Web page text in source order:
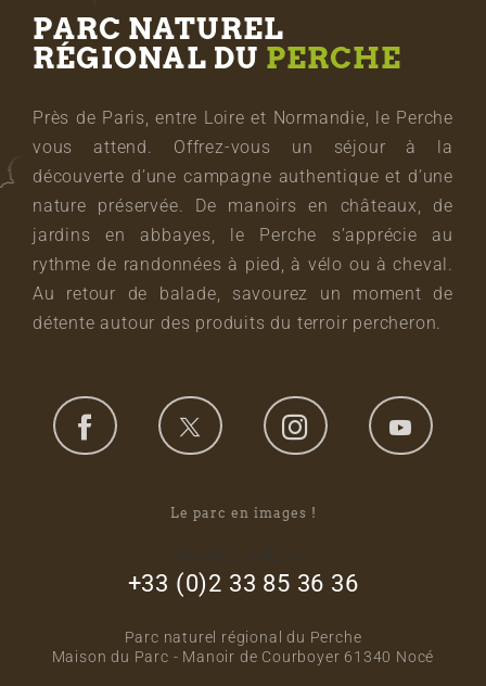
PARC NATUREL
RÉGIONAL DU PERCHE
Près de Paris, entre Loire et Normandie, le Perche
vous attend. Offrez-vous un séjour à la
découverte d’une campagne authentique et d’une
nature préservée. De manoirs en châteaux, de
jardins en abbayes, le Perche s’apprécie au
rythme de randonnées à pied, à vélo ou à cheval.
Au retour de balade, savourez un moment de
détente autour des produits du terroir percheron.
Le parc en images !
+33 (0)2 33 85 36 36
Parc naturel régional du Perche
Maison du Parc - Manoir de Courboyer 61340 Nocé